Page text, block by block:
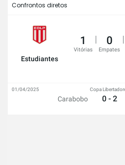
Confrontos diretos
Estudiantes
1
Vitórias
0
Empates
Carabobo
Copa
0 - 2
01/04/2025